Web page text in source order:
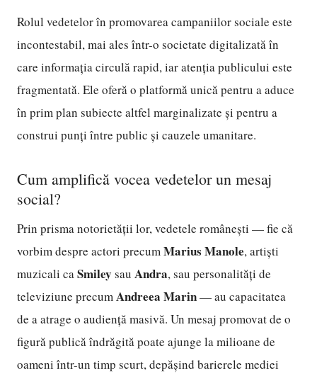
Rolul vedetelor în promovarea campaniilor sociale este
incontestabil, mai ales într-o societate digitalizată în
care informația circulă rapid, iar atenția publicului este
fragmentată. Ele oferă o platformă unică pentru a aduce
în prim plan subiecte altfel marginalizate și pentru a
construi punți între public și cauzele umanitare.
Cum amplifică vocea vedetelor un mesaj
social?
Prin prisma notorietății lor, vedetele românești — fie că
vorbim despre actori precumMarius Manole, artiști
muzicali caSmiley sau Andra, sau personalități de
televiziune precumAndreea Marin— au capacitatea
de a atrage o audiență masivă. Un mesaj promovat de o
figură publică îndrăgită poate ajunge la milioane de
oameni într-un timp scurt, depășind barierele mediei